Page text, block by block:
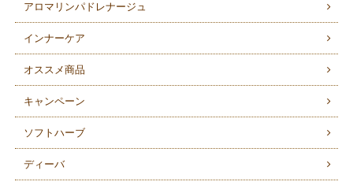
アロマリンパドレナージュ
インナーケア
オススメ商品
キャンペーン
ソフトハーブ
ディーバ